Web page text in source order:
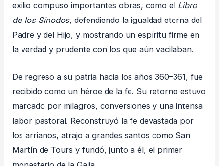
exilio compuso importantes obras, como el Libro
de los Sínodos, defendiendo la igualdad eterna del
Padre y del Hijo, y mostrando un espíritu firme en
la verdad y prudente con los que aún vacilaban.
De regreso a su patria hacia los años 360–361, fue
recibido como un héroe de la fe. Su retorno estuvo
marcado por milagros, conversiones y una intensa
labor pastoral. Reconstruyó la fe devastada por
los arrianos, atrajo a grandes santos como San
Martín de Tours y fundó, junto a él, el primer